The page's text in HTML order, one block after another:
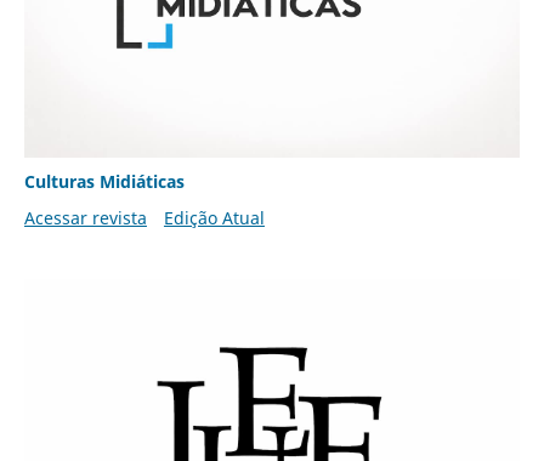
Culturas Midiáticas
Acessar revista
Edição Atual